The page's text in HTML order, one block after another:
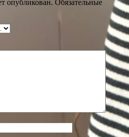
опубликован. Обязательные